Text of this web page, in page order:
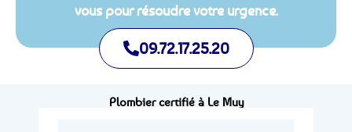
vous pour résoudre votre urgence.
09.72.17.25.20
Plombier certifié à Le Muy